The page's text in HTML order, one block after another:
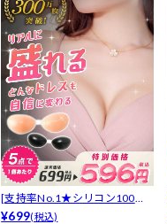
[支持率No.1★シリコン100％
ヌー...
¥699(税込)